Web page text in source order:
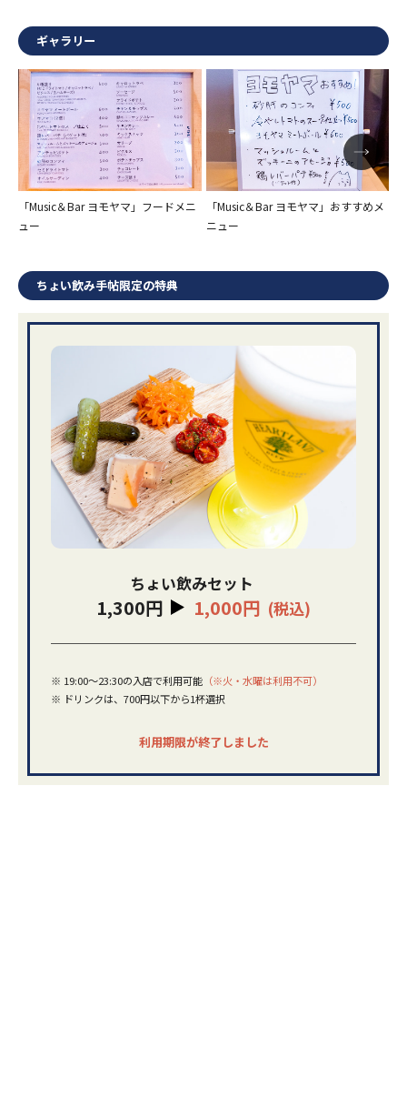
ギャラリー
「Music＆Bar ヨモヤマ」フードメニ
ュー
「Music＆Bar ヨモヤマ」おすすめメ
ニュー
ちょい飲み手帖限定の特典
ちょい飲みセット
1,300円 1,000円 (税込)
※ 19:00～23:30の入店で利用可能（※火・水曜は利用不可）
※ ドリンクは、700円以下から1杯選択
利用期限が終了しました